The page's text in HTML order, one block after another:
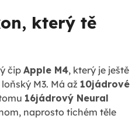
který tě
čip Apple M4, který je ještě
M3. Má až 10jádrové
16jádrový Neural
naprosto tichém těle